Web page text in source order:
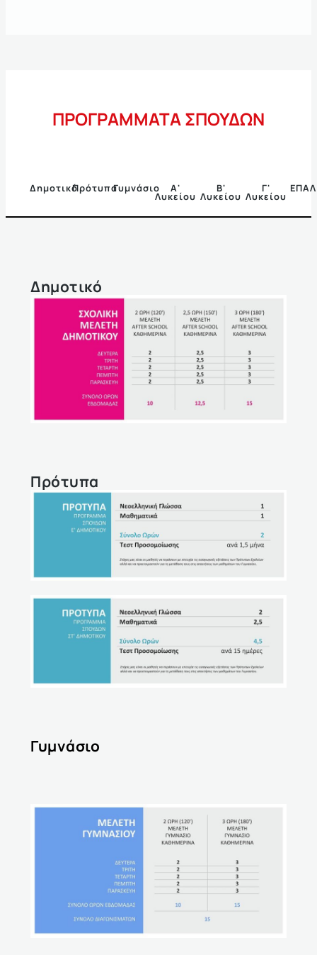
ΠΡΟΓΡΑΜΜΑΤΑ ΣΠΟΥΔΩΝ
ΔημοτικόΠρότυπαΓυμνάσιο Α'
Λυκείου
Β'
Λυκείου
Γ'
Λυκείου
ΕΠΑΛ
Δημοτικό
Πρότυπα
Γυμνάσιο